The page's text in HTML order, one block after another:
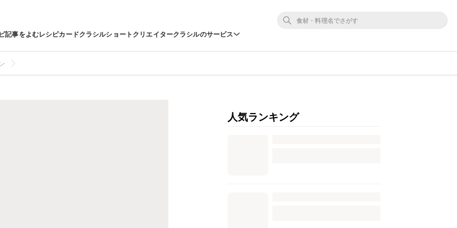
記事をよむレシピカードクラシルショートクリエイタークラシルのサービス
人気ランキング